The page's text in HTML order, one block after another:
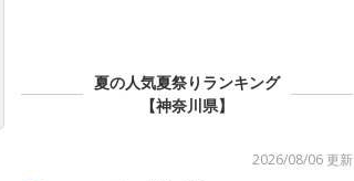
夏の人気夏祭りランキング
【神奈川県】
2026/08/06 更新